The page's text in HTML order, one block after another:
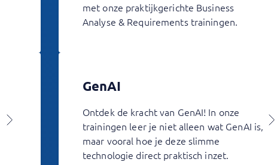
met onze praktijkgerichte Business
Analyse & Requirements trainingen.
GenAI
Ontdek de kracht van GenAI! In onze
trainingen leer je niet alleen wat GenAI is,
maar vooral hoe je deze slimme
technologie direct praktisch inzet.